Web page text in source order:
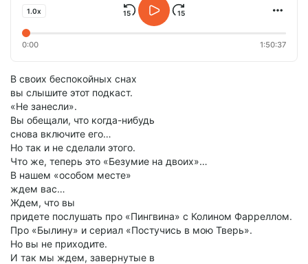
1.0x
0:00 1:50:37
В своих беспокойных снах
вы слышите этот подкаст.
«Не занесли».
Вы обещали, что когда-нибудь
снова включите его…
Но так и не сделали этого.
Что же, теперь это «Безумие на двоих»…
В нашем «особом месте»
ждем вас…
Ждем, что вы
придете послушать про «Пингвина» с Колином Фарреллом.
Про «Былину» и сериал «Постучись в мою Тверь».
Но вы не приходите.
И так мы ждем, завернутые в